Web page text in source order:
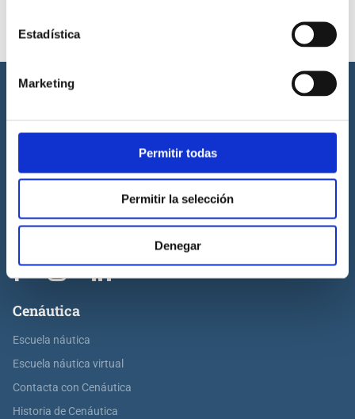
Estadística
Marketing
Permitir todas
Permitir la selección
Denegar
Cenáutica es la escuela náutica lider en España. Está homologada
por la Dirección General de la Marina Mercante, la Generalitat
Association.
Cenáutica
Escuela náutica
Escuela náutica virtual
Contacta con Cenáutica
Historia de Cenáutica